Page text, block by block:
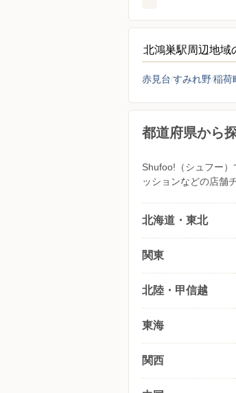
北鴻巣駅周辺地域
赤見台 すみれ野稲荷
都道府県から
Shufoo!（シュフー
ッションなどの店舗
北海道・東北
関東
北陸・甲信越
東海
関西